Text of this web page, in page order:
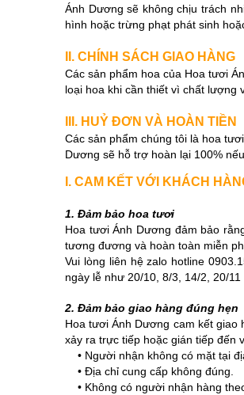
Ánh Dương sẽ không chịu trách
hình hoặc trừng phạt phát sinh
II. CHÍNH SÁCH GIAO HÀNG
Các sản phẩm hoa của Hoa tươi
loại hoa khi cần thiết vì chất lượng
III. HUỶ ĐƠN VÀ HOÀN TIỀN
Các sản phẩm chúng tôi là hoa
Dương sẽ hỗ trợ hoàn lại 100%
I. CAM KẾT VỚI KHÁCH
1. Đảm bảo hoa tươi
Hoa tươi Ánh Dương đảm bảo
tương đương và hoàn toàn miễn
Vui lòng liên hệ zalo hotline
ngày lễ như 20/10, 8/3, 14/2, 20/
2. Đảm bảo giao hàng đúng hẹn
Hoa tươi Ánh Dương cam kết giao
xảy ra trực tiếp hoặc gián tiếp đến
• Người nhận không có mặt tại
• Địa chỉ cung cấp không đúng.
• Không có người nhận hàng